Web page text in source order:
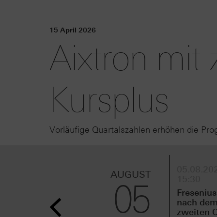
15 April 2026
Aixtron mit
Kursplus
Vorläufige Quartalszahlen erhöhen die
AUGUST
05
nach dem
zweiten